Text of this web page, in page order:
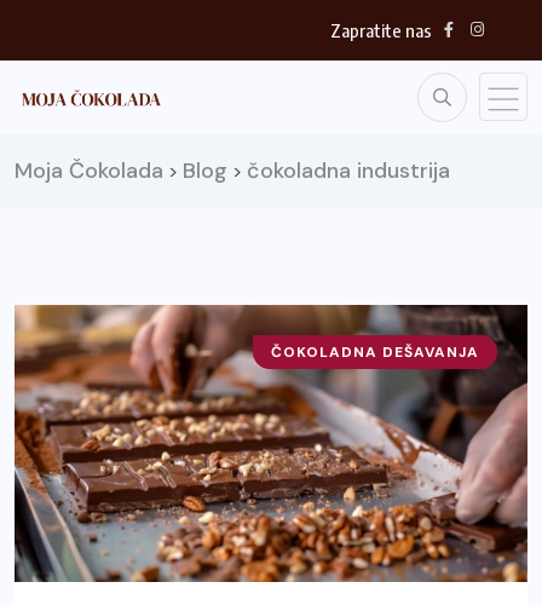
Zapratite nas
Moja Čokolada > Blog > čokoladna industrija
ČOKOLADNA DEŠAVANJA